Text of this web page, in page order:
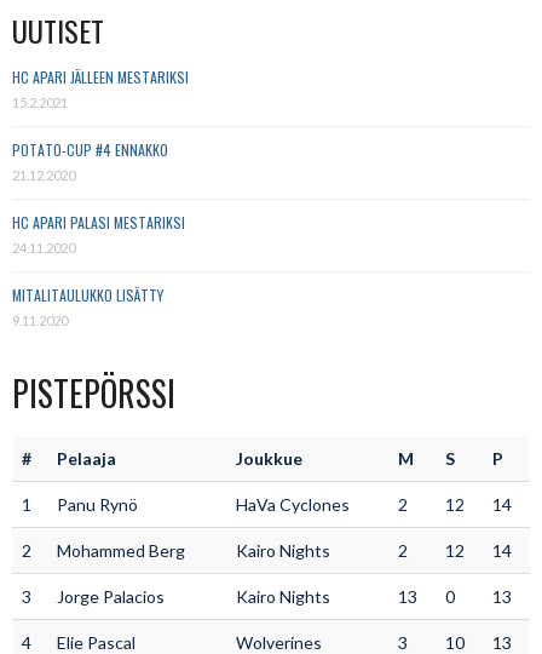
UUTISET
HC APARI JÄLLEEN MESTARIKSI
15.2.2021
POTATO-CUP #4 ENNAKKO
21.12.2020
HC APARI PALASI MESTARIKSI
24.11.2020
MITALITAULUKKO LISÄTTY
9.11.2020
PISTEPÖRSSI
# Pelaaja Joukkue M S P
1 Panu Rynö HaVa Cyclones 2 12 14
2 Mohammed Berg Kairo Nights 2 12 14
3 Jorge Palacios Kairo Nights 13 0 13
4 Elie Pascal Wolverines 3 10 13